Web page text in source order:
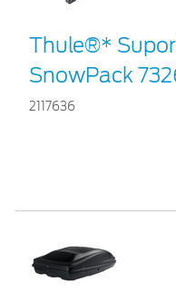
Thule®*
SnowPack
2117636